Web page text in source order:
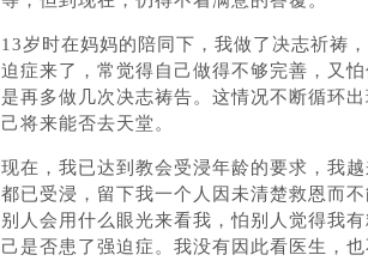
13岁时在妈妈的陪同下，我做了决志祈祷
迫症来了，常觉得自己做得不够完善，又
是再多做几次决志祷​​告。这情况不断循环
己将来能否去天堂。
现在，我已达到教会受浸年龄的要求，我
都已受浸，留下我一个人因未清楚救恩而
别人会用什么眼光来看我，怕别人觉得我
己是否患了强迫症。我没有因此看医生，